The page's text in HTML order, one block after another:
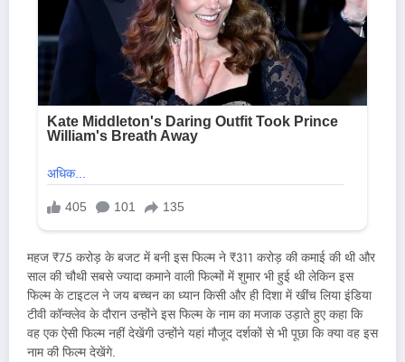
महज ₹75 करोड़ के बजट में बनी इस फिल्म ने ₹311 करोड़ की कमाई की थी और
साल की चौथी सबसे ज्यादा कमाने वाली फिल्मों में शुमार भी हुई थी लेकिन इस
फिल्म के टाइटल ने जय बच्चन का ध्यान किसी और ही दिशा में खींच लिया इंडिया
टीवी कॉन्क्लेव के दौरान उन्होंने इस फिल्म के नाम का मजाक उड़ाते हुए कहा कि
वह एक ऐसी फिल्म नहीं देखेंगी उन्होंने यहां मौजूद दर्शकों से भी पूछा कि क्या वह इस
नाम की फिल्म देखेंगे.